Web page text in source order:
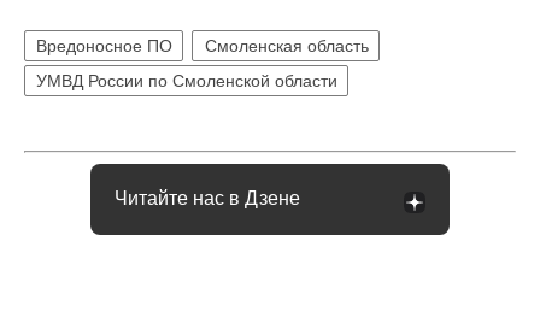
Вредоносное ПО
Смоленская область
УМВД России по Смоленской области
Читайте нас в Дзене